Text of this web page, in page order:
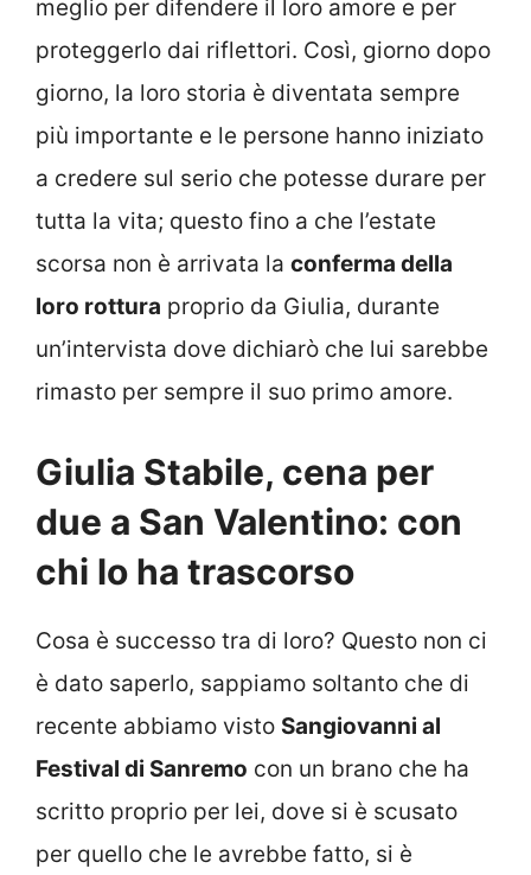
meglio per difendere il loro amore e per
proteggerlo dai riflettori. Così, giorno dopo
giorno, la loro storia è diventata sempre
più importante e le persone hanno iniziato
a credere sul serio che potesse durare per
tutta la vita; questo fino a che l’estate
scorsa non è arrivata la conferma della
loro rottura proprio da Giulia, durante
un’intervista dove dichiarò che lui sarebbe
rimasto per sempre il suo primo amore.
Giulia Stabile, cena per
due a San Valentino: con
chi lo ha trascorso
Cosa è successo tra di loro? Questo non ci
è dato saperlo, sappiamo soltanto che di
recente abbiamo visto Sangiovanni al
Festival di Sanremo con un brano che ha
scritto proprio per lei, dove si è scusato
per quello che le avrebbe fatto, si è